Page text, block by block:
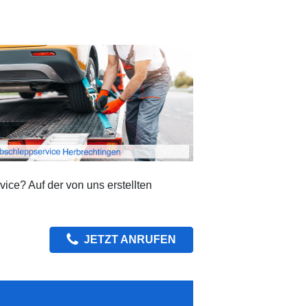
Auf der von uns erstellten
JETZT ANRUFEN